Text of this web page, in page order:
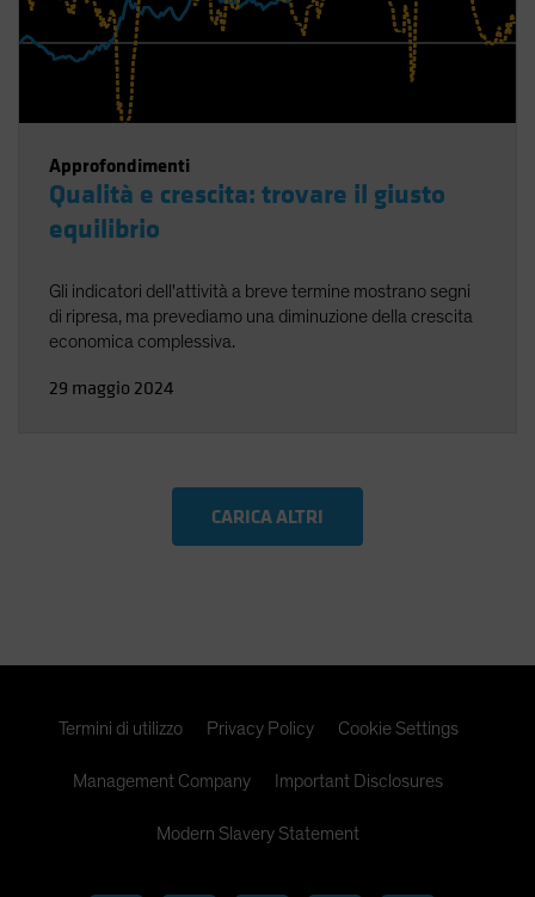
Approfondimenti
Qualità e crescita: trovare il giusto
equilibrio
Gli indicatori dell'attività a breve termine mostrano segni
di ripresa, ma prevediamo una diminuzione della crescita
economica complessiva.
29 maggio 2024
CARICA ALTRI
Termini di utilizzo Privacy Policy Cookie Settings
Management Company Important Disclosures
Modern Slavery Statement